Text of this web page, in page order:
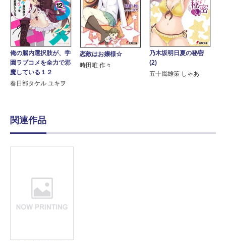
俺の脳内選択肢が、学
園ラブコメを全力で邪
魔している１２
春日部タケル ユキヲ
恋敵はお嬢様☆
時田唯 作々
乃木坂明日夏の秘密
(2)
五十嵐雄策 しゃあ
関連作品